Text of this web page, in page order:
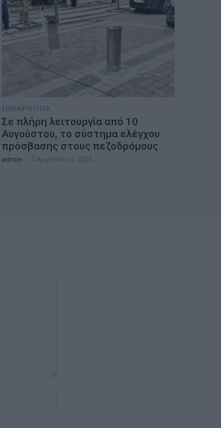
ΕΠΙΚΑΙΡΟΤΗΤΑ
Σε πλήρη λειτουργία από 10
Αυγούστου, το σύστημα ελέγχου
πρόσβασης στους πεζοδρόμους
admin 7 Αυγούστου, 2026